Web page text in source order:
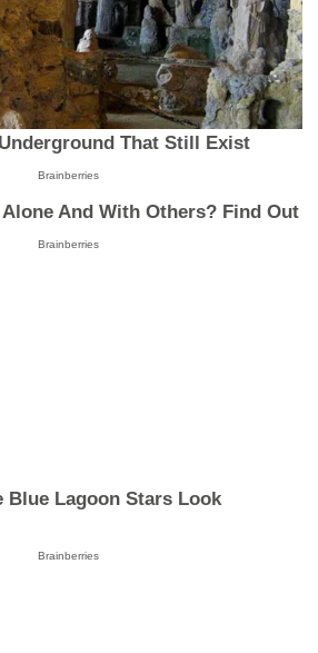
That Still Exist
Brainberries
Alone And With Others? Find Out
Brainberries
Blue Lagoon Stars Look
Brainberries